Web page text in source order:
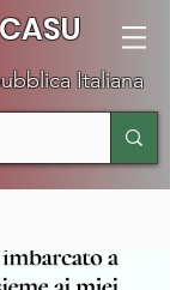
Italiana